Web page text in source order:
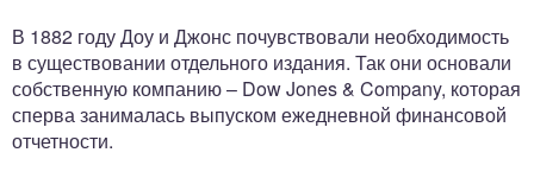
В 1882 году Доу и Джонс почувствовали необходимость
в существовании отдельного издания. Так они основали
собственную компанию – Dow Jones & Company, которая
сперва занималась выпуском ежедневной финансовой
отчетности.